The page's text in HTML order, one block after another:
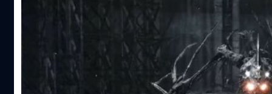
Archangel Studios ตอบโต้ข้อกล่าวหาที่ว่า
Bleak Faith: Forsaken มีแอนิเมชันที่ขโมยมา
จากเกมดังอย่าง Elden Ring
Archangel Studios ผู้พัฒนา Bleak Faith: Forsaken ได้
ตอบโต้ข้อกล่าวหาขโมยทรัพย์สินจาก Elden Ring ผู้พัฒนามี
ความโปร่งใสเกี่ยวกับการใช้สินทรัพย์ที่ซื้อจาก Unreal Engine